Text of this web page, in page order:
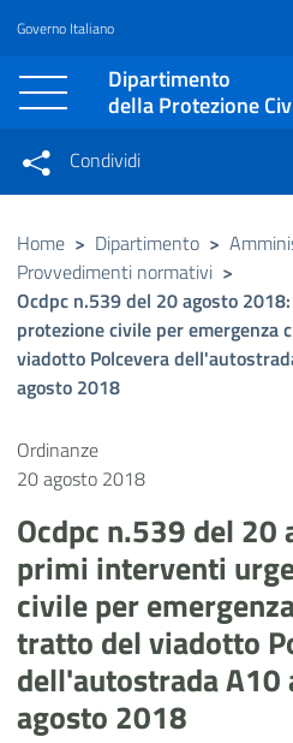
Vai al contenuto principale
Raggiungi il piè di pagina
Governo Italiano
Dipartimento
della Protezione
Condividi su
Condividi su
Condividi su
Condividi
Condividi sui social network
Home > Dipartimento >
Provvedimenti normativi >
Ocdpc n.539 del 20 agosto
protezione civile per emergenza
viadotto Polcevera
agosto 2018
Ordinanze
20 agosto 2018
Ocdpc n.539 del 20
primi interventi
civile per
tratto del viadotto
dell'autostrada A10
agosto 2018